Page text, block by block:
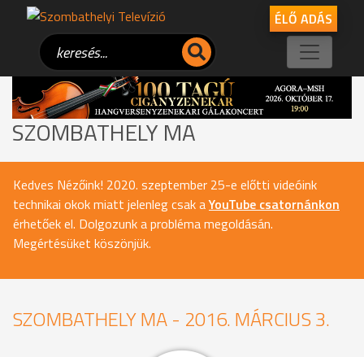
ÉLŐ ADÁS
SZOMBATHELY MA
Kedves Nézőink! 2020. szeptember 25-e előtti videóink
technikai okok miatt jelenleg csak aYouTube csatornánkon
érhetőek el. Dolgozunk a probléma megoldásán.
Megértésüket köszönjük.
SZOMBATHELY MA - 2016. MÁRCIUS 3.